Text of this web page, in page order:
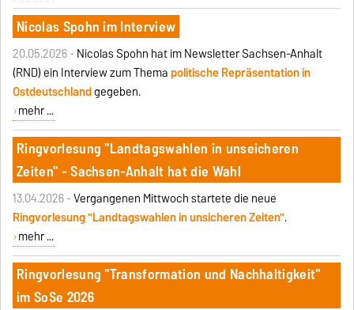
Nicolas Spohn im Interview
20.05.2026 -Nicolas Spohn hat im Newsletter Sachsen-Anhalt
(RND) ein Interview zum Themapolitische Repräsentation in
Ostdeutschlandgegeben.
mehr ...
Ringvorlesung "Landtagswahlen in unseicheren
Zeiten" - Sachsen-Anhalt hat die Wahl
13.04.2026 -Vergangenen Mittwoch startete die neue
Ringvorlesung "Landtagswahlen in unsicheren Zeiten".
mehr ...
Ringvorlesung "Transformation und Nachhaltigkeit"
im SoSe 2026